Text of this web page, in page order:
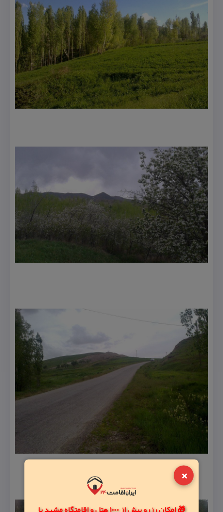
×
🎁 امکان رزرو بیش از 1000 هتل و اقامتگاه مشهد با